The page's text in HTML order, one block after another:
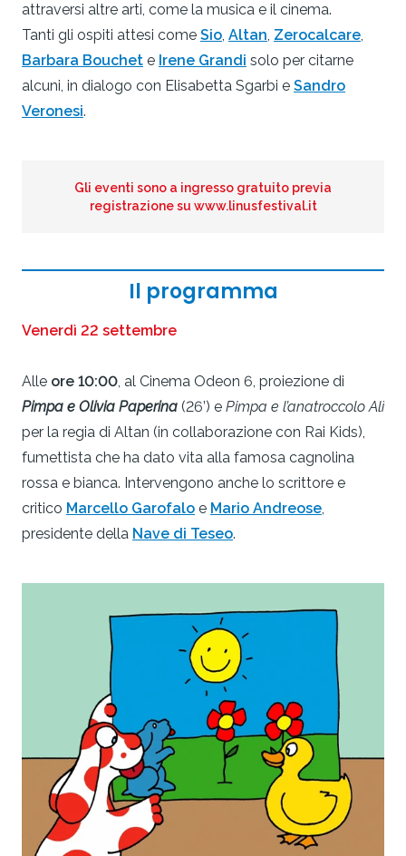
attraversi altre arti, come la musica e il cinema.
Tanti gli ospiti attesi come Sio, Altan, Zerocalcare,
Barbara Bouchet e Irene Grandi solo per citarne
alcuni, in dialogo con Elisabetta Sgarbi e Sandro
Veronesi.
Gli eventi sono a ingresso gratuito previa
registrazione su www.linusfestival.it
Il programma
Venerdì 22 settembre
Alle ore 10:00, al Cinema Odeon 6, proiezione di
Pimpa e Olivia Paperina (26’) e Pimpa e l’anatroccolo Alì
per la regia di Altan (in collaborazione con Rai Kids),
fumettista che ha dato vita alla famosa cagnolina
rossa e bianca. Intervengono anche lo scrittore e
critico Marcello Garofalo e Mario Andreose,
presidente della Nave di Teseo.